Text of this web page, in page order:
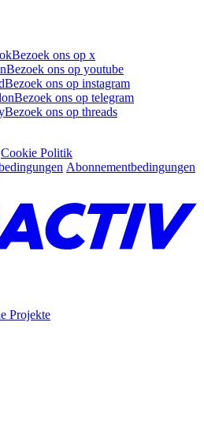
Bezoek ons op x
Bezoek ons op youtube
Bezoek ons op instagram
Bezoek ons op telegram
Bezoek ons op threads
Cookie Politik
Abonnementbedingungen
Projekte